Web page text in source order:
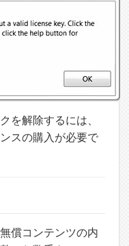
を解除するには、
スの購入が必要で
償コンテンツの内